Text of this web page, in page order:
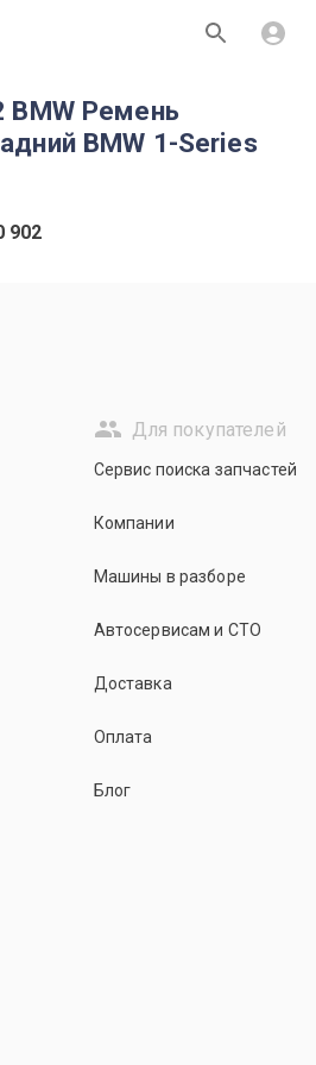
BMW Ремень
BMW 1-Series
902
Для покупателей
Сервис поиска запчастей
Компании
Машины в разборе
Автосервисам и СТО
Доставка
Оплата
Блог